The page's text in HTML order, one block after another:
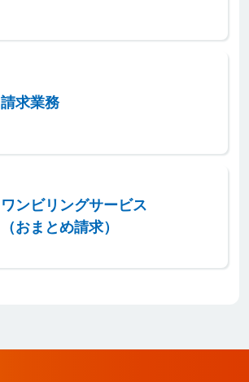
請求業務
ワンビリングサービス
（おまとめ請求）